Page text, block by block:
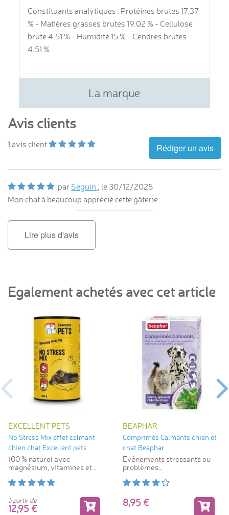
Constituants analytiques : Protéines brutes 17.37
% - Matières grasses brutes 19.02 % - Cellulose
brute 4.51 % - Humidité 15 % - Cendres brutes
4.51 %
La marque
Avis clients
1 avis client Rédiger un avis
par Seguin , le 30/12/2025
Mon chat à beaucoup apprécié cette gâterie.
Lire plus d'avis
Egalement achetés avec cet article
EXCELLENT PETS
No Stress Mix effet calmant
chien chat Excellent pets
100 % naturel avec
magnésium, vitamines et
à partir de
12,95
BEAPHAR
Comprimés Calmants chien et
chat Beaphar
Evénements stressants ou
problèmes
8,95